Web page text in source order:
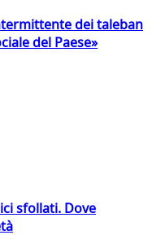
dei taleban
del Paese»
sfollati. Dove